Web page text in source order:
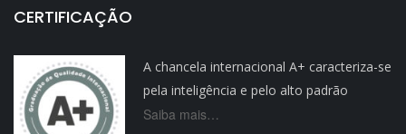
CERTIFICAÇÃO
A chancela internacional A+ caracteriza-se
pela inteligência e pelo alto padrão
Saiba mais…